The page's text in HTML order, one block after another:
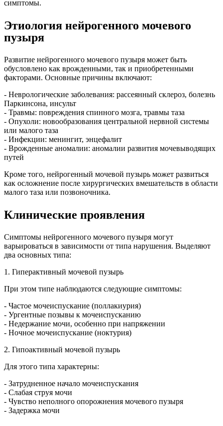
симптомы.
Этиология нейрогенного мочевого
пузыря
Развитие нейрогенного мочевого пузыря может быть
обусловлено как врожденными, так и приобретенными
факторами. Основные причины включают:
- Неврологические заболевания: рассеянный склероз, болезнь
Паркинсона, инсульт
- Травмы: повреждения спинного мозга, травмы таза
- Опухоли: новообразования центральной нервной системы
или малого таза
- Инфекции: менингит, энцефалит
- Врожденные аномалии: аномалии развития мочевыводящих
путей
Кроме того, нейрогенный мочевой пузырь может развиться
как осложнение после хирургических вмешательств в области
малого таза или позвоночника.
Клинические проявления
Симптомы нейрогенного мочевого пузыря могут
варьироваться в зависимости от типа нарушения. Выделяют
два основных типа:
1. Гиперактивный мочевой пузырь
При этом типе наблюдаются следующие симптомы:
- Частое мочеиспускание (поллакиурия)
- Ургентные позывы к мочеиспусканию
- Недержание мочи, особенно при напряжении
- Ночное мочеиспускание (ноктурия)
2. Гипоактивный мочевой пузырь
Для этого типа характерны:
- Затрудненное начало мочеиспускания
- Слабая струя мочи
- Чувство неполного опорожнения мочевого пузыря
- Задержка мочи